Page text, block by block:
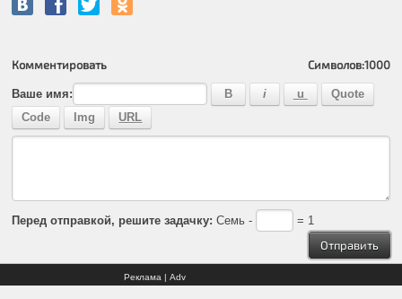
Комментировать Символов:1000
Ваше имя:
Перед отправкой, решите задачку: Семь - = 1
Реклама | Adv